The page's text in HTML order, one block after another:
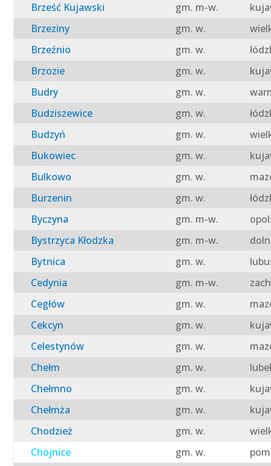
Brześć Kujawski
gm. m-w.
Brzeziny
gm. w.
Brzeźnio
gm. w.
Brzozie
gm. w.
Budry
gm. w.
Budziszewice
gm. w.
Budzyń
gm. w.
Bukowiec
gm. w.
Bulkowo
gm. w.
Burzenin
gm. w.
Byczyna
gm. m-w.
Bystrzyca Kłodzka
gm. m-w.
Bytnica
gm. w.
Cedynia
gm. m-w.
Cegłów
gm. w.
Cekcyn
gm. w.
Celestynów
gm. w.
Chełm
gm. w.
Chełmno
gm. w.
Chełmża
gm. w.
Chodzież
gm. w.
Chojnice
gm. w.